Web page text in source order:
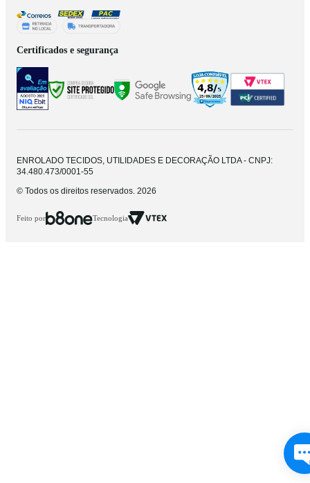
Certificados e segurança
ENROLADO TECIDOS, UTILIDADES E DECORAÇÃO LTDA - CNPJ:
34.480.473/0001-55
© Todos os direitos reservados. 2026
Feito por Tecnologia